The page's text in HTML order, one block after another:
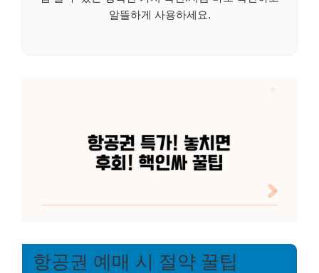
알뜰하게 사용하세요.
항공권 예매 시 절약 꿀팁